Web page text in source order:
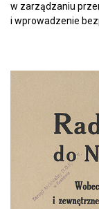
w zarządzaniu
i wprowadzenie